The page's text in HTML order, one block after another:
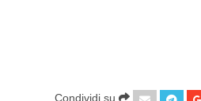
Condividi su